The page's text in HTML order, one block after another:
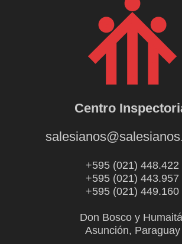
Centro
+595 (021) 448.422
+595 (021) 443.957
+595 (021) 449.160
Don Bosco y
Asunción, Paraguay